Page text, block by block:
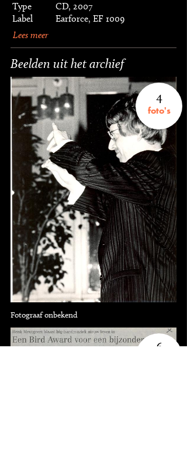
Type
CD, 2007
Label
Earforce, EF 1009
Lees meer
Beelden uit het archief
4
foto's
Fotograaf onbekend
6